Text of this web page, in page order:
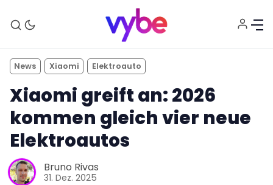
News Xiaomi Elektroauto
Xiaomi greift an: 2026
kommen gleich vier neue
Elektroautos
Bruno Rivas
31. Dez. 2025